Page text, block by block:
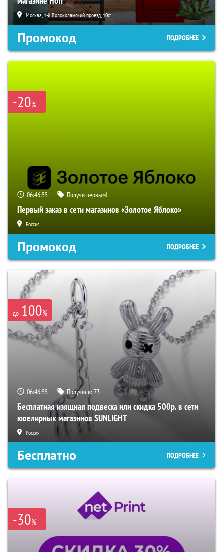
Москва, 1-й Волоколамский проезд, 10с1
Промокод ПОДРОБНЕЕ
-20%
06:46:54 Получи первым!
Первый заказ в сети магазинов «Золотое Яблоко»
Россия
Промокод ПОДРОБНЕЕ
до 100%
06:46:54 Получили:73
Бесплатная изящная подвеска или скидка 500р. в сети
ювелирных магазинов SUNLIGHT
Россия
Бесплатно ПОДРОБНЕЕ
-30%